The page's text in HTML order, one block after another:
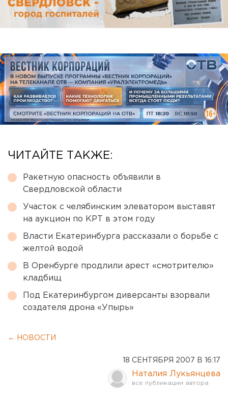
ЧИТАЙТЕ ТАКЖЕ:
Ракетную опасность объявили в
Свердловской области
Участок с челябинским элеватором выставят
на аукцион по КРТ в этом году
Власти Екатеринбурга рассказали о борьбе с
желтой водой
В Оренбурге продлили арест «смотрителю»
кладбищ
Под Екатеринбургом диверсанты взорвали
создателя дрона «Упырь»
← НОВОСТИ
18 СЕНТЯБРЯ 2007 В 16:17
Наталия Лукьянцева